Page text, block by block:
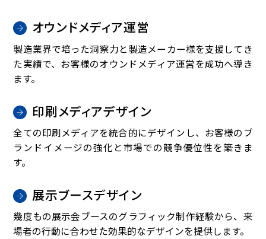
オウンドメディア運営
製造業界で培った洞察力と製造メーカー様を支援してき
た実績で、お客様のオウンドメディア運営を成功へ導き
ます。
印刷メディアデザイン
全ての印刷メディアを統合的にデザインし、お客様のブ
ランドイメージの強化と市場での競争優位性を築きま
す。
展示ブースデザイン
幾度もの展示会ブースのグラフィック制作経験から、来
場者の行動に合わせた効果的なデザインを提供します。